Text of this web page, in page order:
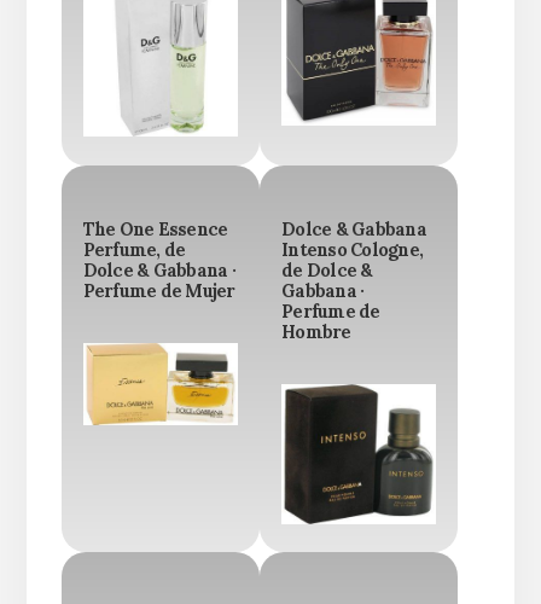
The One Essence
Perfume, de
Dolce & Gabbana ·
Perfume de Mujer
Dolce & Gabbana
Intenso Cologne,
de Dolce &
Gabbana ·
Perfume de
Hombre